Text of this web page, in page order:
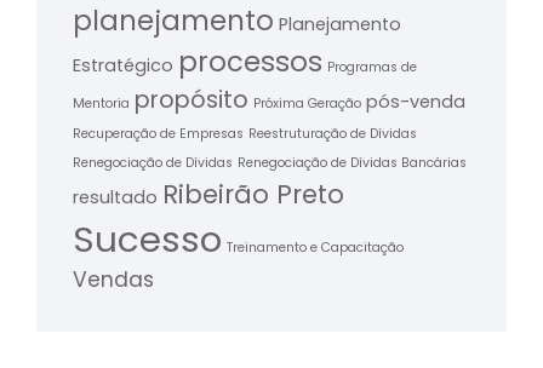
planejamento Planejamento
Estratégico processos Programas de
Mentoria propósito Próxima Geração pós-venda
Recuperação de Empresas Reestruturação de Dívidas
Renegociação de Dívidas Renegociação de Dívidas Bancárias
resultado Ribeirão Preto
Sucesso Treinamento e Capacitação
Vendas